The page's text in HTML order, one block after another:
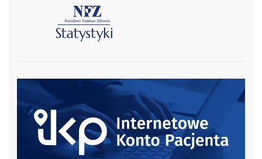
czytaj więcej